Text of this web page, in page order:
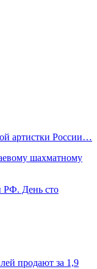
артистки России…
шахматному
РФ. День сто
продают за 1,9